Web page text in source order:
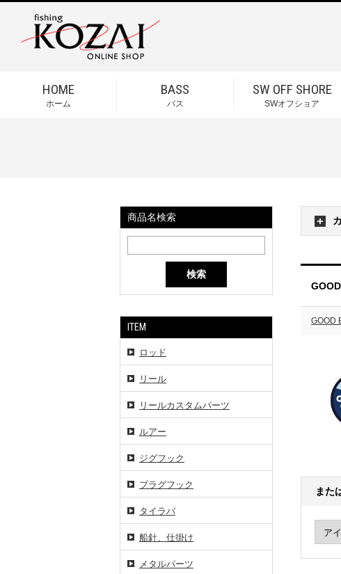
HOME
ホーム
BASS
バス
SW OFF SHORE
SWオフショア
商品名検索
検索
ITEM
ロッド
リール
リールカスタムパーツ
ルアー
ジグフック
プラグフック
タイラバ
船針、仕掛け
メタルパーツ
GOOD
また